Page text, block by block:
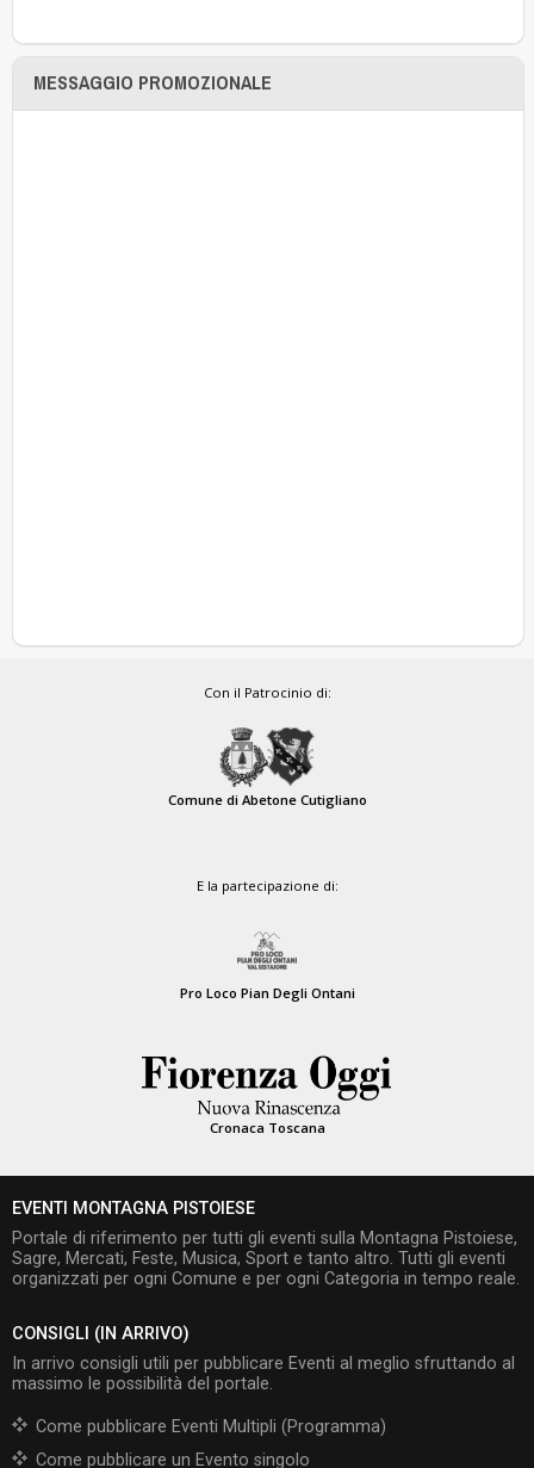
MESSAGGIO PROMOZIONALE
Con il Patrocinio di:
Comune di Abetone Cutigliano
E la partecipazione di:
Pro Loco Pian Degli Ontani
Cronaca Toscana
EVENTI MONTAGNA PISTOIESE
Portale di riferimento per tutti gli eventi sulla Montagna Pistoiese,
Sagre, Mercati, Feste, Musica, Sport e tanto altro. Tutti gli eventi
organizzati per ogni Comune e per ogni Categoria in tempo reale.
CONSIGLI (IN ARRIVO)
In arrivo consigli utili per pubblicare Eventi al meglio sfruttando al
massimo le possibilità del portale.
Come pubblicare Eventi Multipli (Programma)
Come pubblicare un Evento singolo